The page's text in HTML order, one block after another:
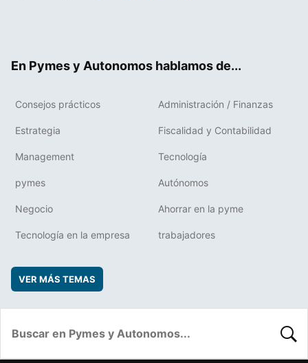
En Pymes y Autonomos hablamos de...
Consejos prácticos Administración / Finanzas
Estrategia Fiscalidad y Contabilidad
Management Tecnología
pymes Autónomos
Negocio Ahorrar en la pyme
Tecnología en la empresa trabajadores
VER MÁS TEMAS